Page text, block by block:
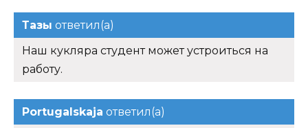
Тазы ответил(а)
Наш кукляра студент может устроиться на
работу.
Portugalskaja ответил(а)